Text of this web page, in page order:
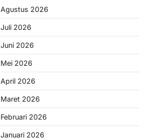
Agustus 2026
Juli 2026
Juni 2026
Mei 2026
April 2026
Maret 2026
Februari 2026
Januari 2026